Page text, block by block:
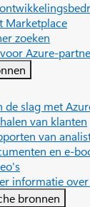
Marketplace
zoeken
Azure-
de slag met
van klanten
van
en e-
informatie
bronnen